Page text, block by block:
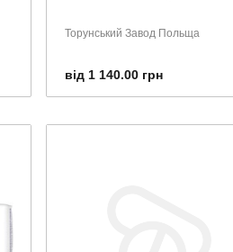
Торунський Завод Польща
від 1 140.00 грн